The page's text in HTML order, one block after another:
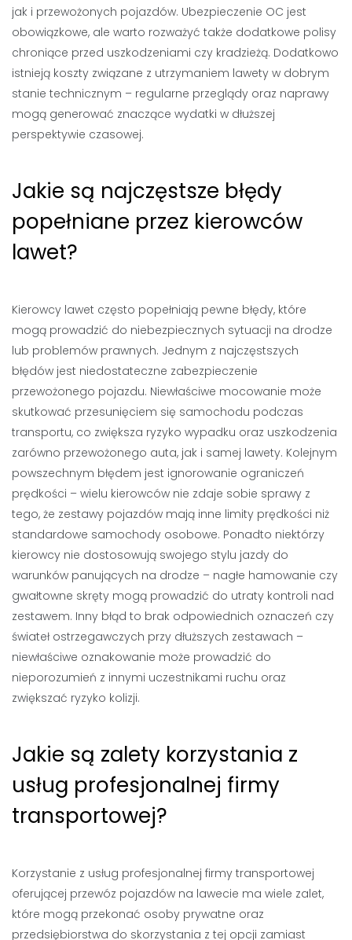
jak i przewożonych pojazdów. Ubezpieczenie OC jest
obowiązkowe, ale warto rozważyć także dodatkowe polisy
chroniące przed uszkodzeniami czy kradzieżą. Dodatkowo
istnieją koszty związane z utrzymaniem lawety w dobrym
stanie technicznym – regularne przeglądy oraz naprawy
mogą generować znaczące wydatki w dłuższej
perspektywie czasowej.
Jakie są najczęstsze błędy
popełniane przez kierowców
lawet?
Kierowcy lawet często popełniają pewne błędy, które
mogą prowadzić do niebezpiecznych sytuacji na drodze
lub problemów prawnych. Jednym z najczęstszych
błędów jest niedostateczne zabezpieczenie
przewożonego pojazdu. Niewłaściwe mocowanie może
skutkować przesunięciem się samochodu podczas
transportu, co zwiększa ryzyko wypadku oraz uszkodzenia
zarówno przewożonego auta, jak i samej lawety. Kolejnym
powszechnym błędem jest ignorowanie ograniczeń
prędkości – wielu kierowców nie zdaje sobie sprawy z
tego, że zestawy pojazdów mają inne limity prędkości niż
standardowe samochody osobowe. Ponadto niektórzy
kierowcy nie dostosowują swojego stylu jazdy do
warunków panujących na drodze – nagłe hamowanie czy
gwałtowne skręty mogą prowadzić do utraty kontroli nad
zestawem. Inny błąd to brak odpowiednich oznaczeń czy
świateł ostrzegawczych przy dłuższych zestawach –
niewłaściwe oznakowanie może prowadzić do
nieporozumień z innymi uczestnikami ruchu oraz
zwiększać ryzyko kolizji.
Jakie są zalety korzystania z
usług profesjonalnej firmy
transportowej?
Korzystanie z usług profesjonalnej firmy transportowej
oferującej przewóz pojazdów na lawecie ma wiele zalet,
które mogą przekonać osoby prywatne oraz
przedsiębiorstwa do skorzystania z tej opcji zamiast